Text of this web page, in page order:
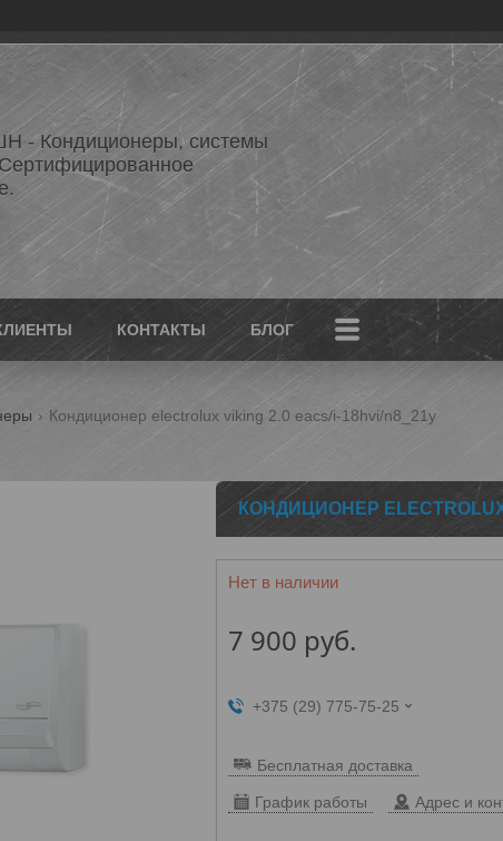
Кондиционеры, системы
КОНТАКТЫ БЛОГ
Кондиционер electrolux viking 2.0 eacs/i-18hvi/n8_21y
КОНДИЦИОНЕР ELECTROLUX
Нет в наличии
7 900 руб.
+375 (29) 775-75-25
Бесплатная доставка
График работы Адрес и